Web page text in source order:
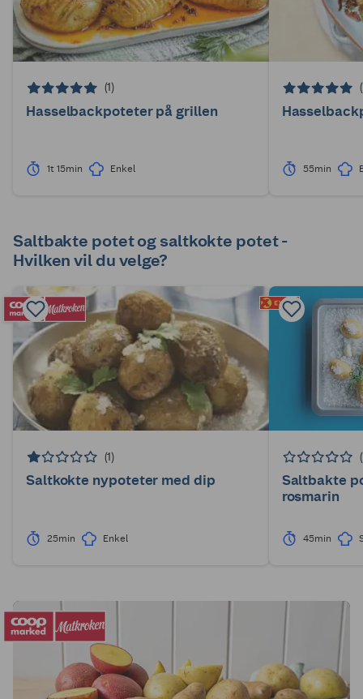
(1)
Hasselbackpoteter på grillen
1t 15min Enkel 55min
Saltbakte potet og saltkokte potet -
Hvilken vil du velge?
(1)
Saltkokte nypoteter med dip
25min Enkel
Saltbakte
rosmarin
45min